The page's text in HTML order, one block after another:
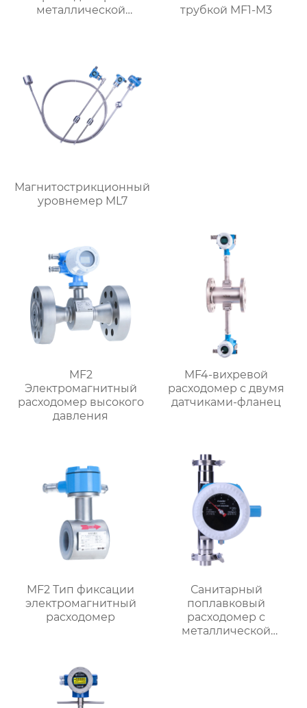
металлической
трубкой MF1-M3
Магнитострикционный
уровнемер ML7
MF2
Электромагнитный
расходомер высокого
давления
MF4-вихревой
расходомер с двумя
датчиками-фланец
MF2 Тип фиксации
электромагнитный
расходомер
Санитарный
поплавковый
расходомер с
металлической